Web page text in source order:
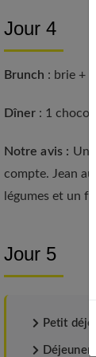
Jour 4
Brunch : brie +
Dîner : 1
Notre avis : Un
compte. Jean
légumes et un
Jour 5
Petit
Déjeuner